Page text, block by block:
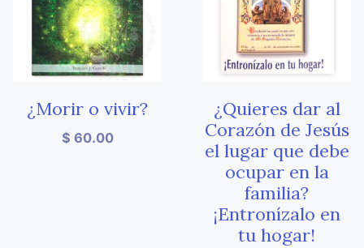
¿Morir o vivir?
$ 60.00
¿Quieres dar al
Corazón de Jesús
el lugar que debe
ocupar en la
familia?
¡Entronízalo en
tu hogar!